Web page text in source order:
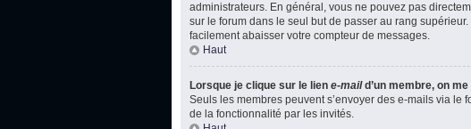
administrateurs. En général, vous ne pouvez pas
sur le forum dans le seul but de passer au rang
facilement abaisser votre compteur de messages.
Haut
Lorsque je clique sur le lien e-maild’un membre, on
Seuls les membres peuvent s’envoyer des e-mails via le
de la fonctionnalité par les invités.